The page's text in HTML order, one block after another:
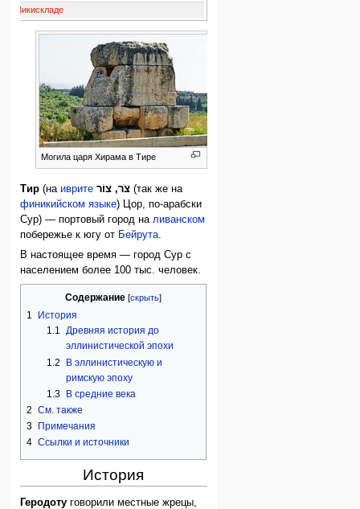
Викискладе
Могила царя Хирама в Тире
Тир (наиврите צֹר, צוֹר (так же на
финикийском языке) Цор, по-арабски
Сур) — портовый город наливанском
побережье к югу от Бейрута.
В настоящее время — город Сур с
населением более 100 тыс. человек.
Содержание
1
История
1.1 Древняя история до
эллинистической эпохи
1.2
В эллинистическую и
римскую эпоху
1.3
В средние века
2 См. также
3
Примечания
4 Ссылки и источники
История
Геродоту говорили местные жрецы,